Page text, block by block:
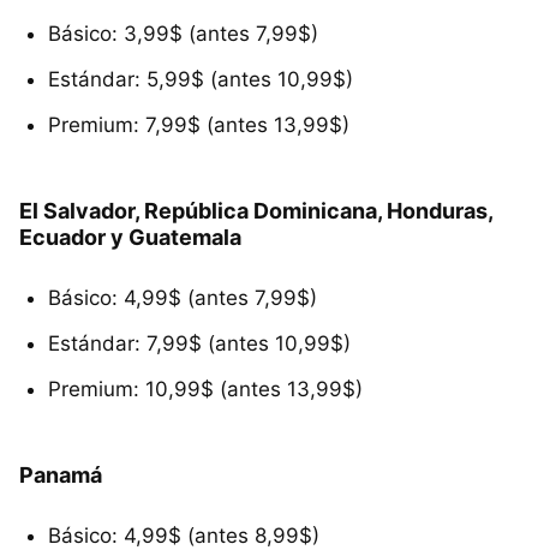
Básico: 3,99$ (antes 7,99$)
Estándar: 5,99$ (antes 10,99$)
Premium: 7,99$ (antes 13,99$)
El Salvador, República Dominicana, Honduras,
Ecuador y Guatemala
Básico: 4,99$ (antes 7,99$)
Estándar: 7,99$ (antes 10,99$)
Premium: 10,99$ (antes 13,99$)
Panamá
Básico: 4,99$ (antes 8,99$)